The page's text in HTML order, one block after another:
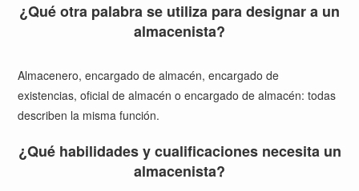
¿Qué otra palabra se utiliza para designar a un
almacenista?
Almacenero, encargado de almacén, encargado de
existencias, oficial de almacén o encargado de almacén: todas
describen la misma función.
¿Qué habilidades y cualificaciones necesita un
almacenista?